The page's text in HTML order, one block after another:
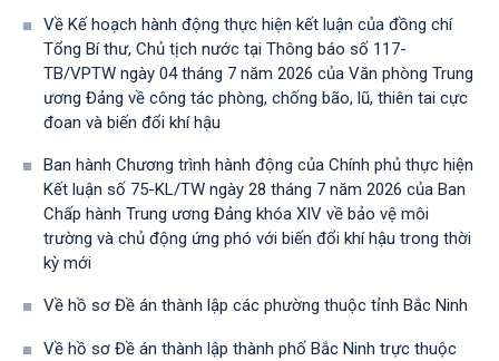
Về Kế hoạch hành động thực hiện kết luận của đồng chí
Tổng Bí thư, Chủ tịch nước tại Thông báo số 117-
TB/VPTW ngày 04 tháng 7 năm 2026 của Văn phòng Trung
ương Đảng về công tác phòng, chống bão, lũ, thiên tai cực
đoan và biến đổi khí hậu
Ban hành Chương trình hành động của Chính phủ thực hiện
Kết luận số 75-KL/TW ngày 28 tháng 7 năm 2026 của Ban
Chấp hành Trung ương Đảng khóa XIV về bảo vệ môi
trường và chủ động ứng phó với biến đổi khí hậu trong thời
kỳ mới
Về hồ sơ Đề án thành lập các phường thuộc tỉnh Bắc Ninh
Về hồ sơ Đề án thành lập thành phố Bắc Ninh trực thuộc